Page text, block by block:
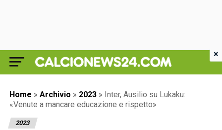
Home » Archivio » 2023 » Inter, Ausilio su Lukaku:
«Venute a mancare educazione e rispetto»
2023
×